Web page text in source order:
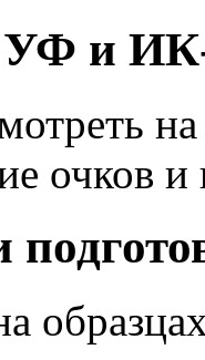
УФ и
очков